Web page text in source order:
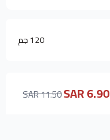
120 جم
6.90 SAR
11.50 SAR